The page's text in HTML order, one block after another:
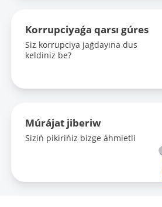
Korrupciyaǵa qarsı gúres
Siz korrupciya jaǵdayına dus
keldiniz be?
Múrájat jiberiw
Siziń pikirińiz bizge áhmietli